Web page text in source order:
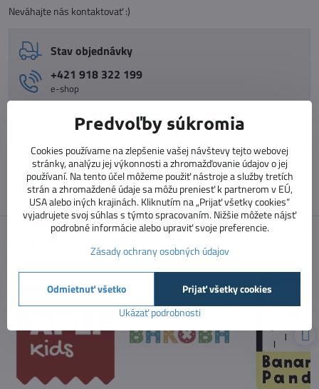
Neváhajte nás kontaktovať :)
Stav objednávky
+421 918 322 199
e-shop
+421 915 773 060
vzdelávanie pedagógov
vzdelavanie​@prosolutions​.sk
Značky
Predvoľby súkromia
Cookies používame na zlepšenie vašej návštevy tejto webovej
stránky, analýzu jej výkonnosti a zhromažďovanie údajov o jej
používaní. Na tento účel môžeme použiť nástroje a služby tretích
strán a zhromaždené údaje sa môžu preniesť k partnerom v EÚ,
USA alebo iných krajinách. Kliknutím na „Prijať všetky cookies“
vyjadrujete svoj súhlas s týmto spracovaním. Nižšie môžete nájsť
podrobné informácie alebo upraviť svoje preferencie.
Zásady ochrany osobných údajov
Ukázať podrobnosti
Prijať všetky cookies
Odmietnuť všetko